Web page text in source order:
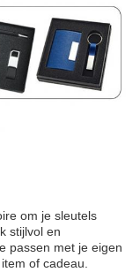
om je sleutels
stijlvol en
passen met je eigen
of cadeau.